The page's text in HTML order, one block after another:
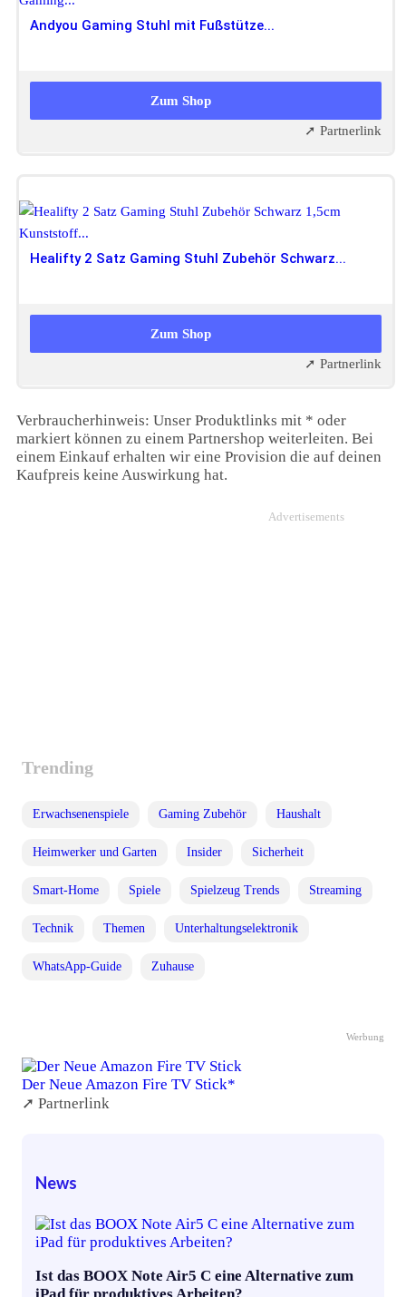
Andyou Gaming Stuhl mit Fußstütze...
Zum Shop
➚ Partnerlink
Healifty 2 Satz Gaming Stuhl Zubehör Schwarz...
Zum Shop
➚ Partnerlink
Verbraucherhinweis: Unser Produktlinks mit * oder
markiert können zu einem Partnershop weiterleiten. Bei
einem Einkauf erhalten wir eine Provision die auf deinen
Kaufpreis keine Auswirkung hat.
Advertisements
Trending
Erwachsenenspiele Gaming Zubehör Haushalt
Heimwerker und Garten Insider Sicherheit
Smart-Home Spiele Spielzeug Trends Streaming
Technik Themen Unterhaltungselektronik
WhatsApp-Guide Zuhause
Werbung
Der Neue Amazon Fire TV Stick*
➚ Partnerlink
News
Ist das BOOX Note Air5 C eine Alternative zum
iPad für produktives Arbeiten?